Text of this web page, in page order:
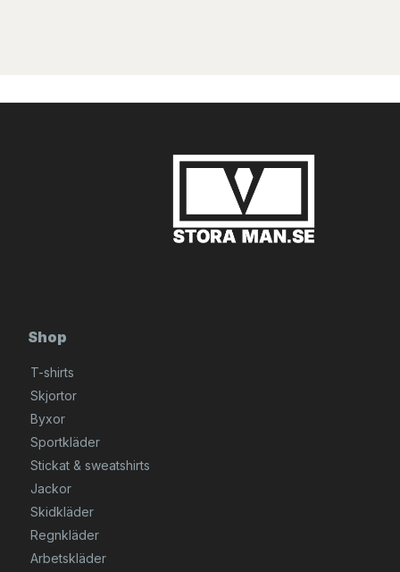
Shop
T-shirts
Skjortor
Byxor
Sportkläder
Stickat & sweatshirts
Jackor
Skidkläder
Regnkläder
Arbetskläder